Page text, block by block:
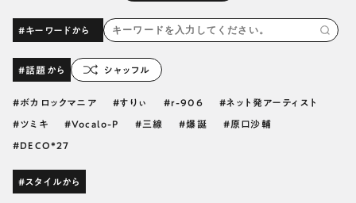
#キーワードから
#話題から シャッフル
ボカロックマニア すりぃ r-906 ネット発アーティスト
ツミキ Vocalo-P 三線 爆誕 原口沙輔
DECO*27
#スタイルから